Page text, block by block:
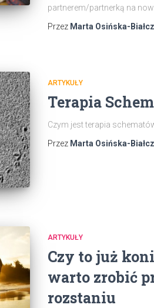
partnerem/partnerką na
Przez Marta Osińska-
ARTYKUŁY
Terapia
Czym jest terapia
Przez Marta Osińska-
ARTYKUŁY
Czy to już
warto zrobić
rozstaniu